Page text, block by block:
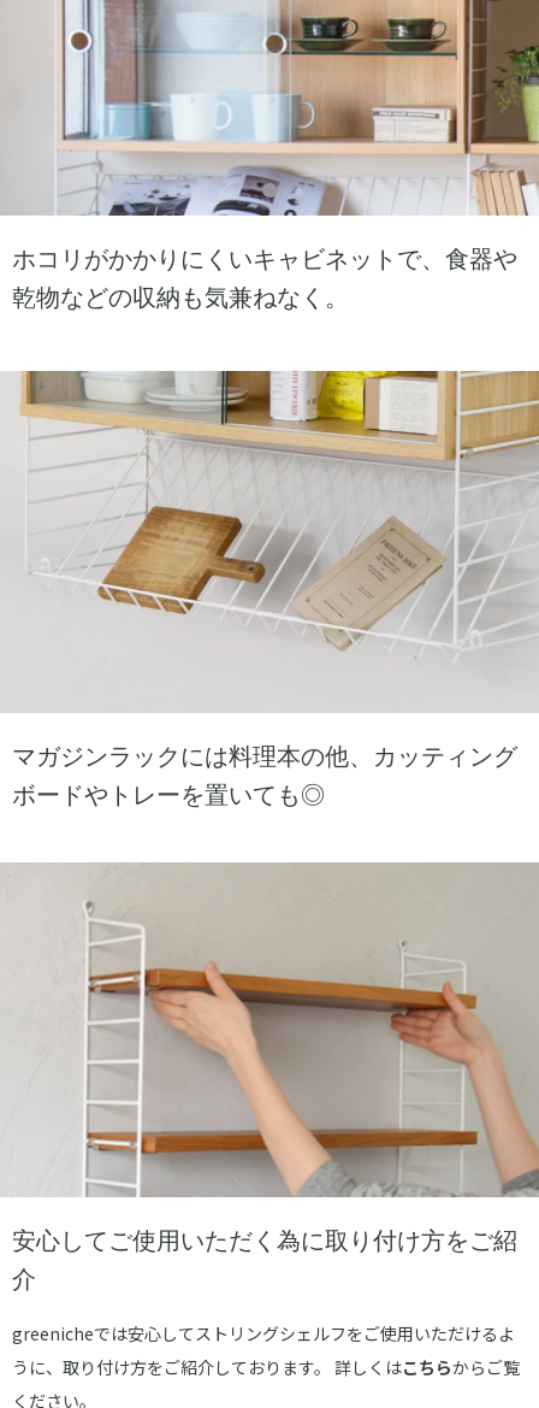
ホコリがかかりにくいキャビネットで、食器や
乾物などの収納も気兼ねなく。
マガジンラックには料理本の他、カッティング
ボードやトレーを置いても◎
安心してご使用いただく為に取り付け方をご紹
介
greenicheでは安心してストリングシェルフをご使用いただけるよ
うに、取り付け方をご紹介しております。 詳しくはこちらからご覧
ください。